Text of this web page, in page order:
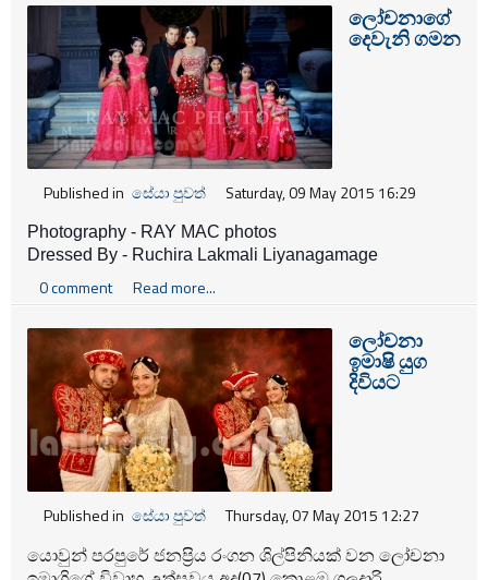
ලෝචනාගේ
දෙවැනි ගමන
Published in සේයා පුවත් Saturday, 09 May 2015 16:29
Photography - RAY MAC photos
Dressed By - Ruchira Lakmali Liyanagamage
0 comment Read more...
ලෝචනා
ඉමාෂි යුග
දිවියට
Published in සේයා පුවත් Thursday, 07 May 2015 12:27
යොවුන් පරපුරේ ජනප්‍රිය රංගන ශිල්පිනියක් වන ලෝචනා